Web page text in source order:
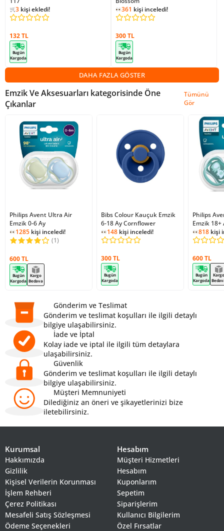
3 kişi ekledi!
362kişi inceledi!
132 TL
Bugün
Kargoda
361 kişi inceledi!
300 TL
Bugün
Kargoda
DAHA FAZLA GÖSTER
Emzik Ve Aksesuarları kategorisinde Öne
Çıkanlar
Tümünü
Gör
Philips Avent Ultra Air
Emzik 0-6 Ay
1285 kişi inceledi!
(1)
600 TL
Bugün
Kargoda
Kargo
Bedava
Bibs Colour Kauçuk Emzik
6-18 Ay Cornflower
148 kişi inceledi!
300 TL
Bugün
Kargoda
Philips
Emzik 18+
818 kişi
600 TL
Bugün
Kargoda
Kargo
Gönderim ve Teslimat
Gönderim ve teslimat koşulları ile ilgili detaylı
bilgiye ulaşabilirsiniz.
İade ve İptal
Kolay iade ve iptal ile ilgili tüm detaylara
ulaşabilirsiniz.
Güvenlik
Gönderim ve teslimat koşulları ile ilgili detaylı
bilgiye ulaşabilirsiniz.
Müşteri Memnuniyeti
Dilediğiniz an öneri ve şikayetlerinizi bize
iletebilirsiniz.
Kurumsal
Hakkımızda
Gizlilik
Kişisel Verilerin Korunması
İşlem Rehberi
Çerez Politikası
Mesafeli Satış Sözleşmesi
Ödeme Seçenekleri
Hesabım
Müşteri Hizmetleri
Hesabım
Kuponlarım
Sepetim
Siparişlerim
Kullanıcı Bilgilerim
Özel Fırsatlar